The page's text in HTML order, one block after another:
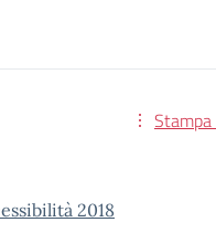
2018